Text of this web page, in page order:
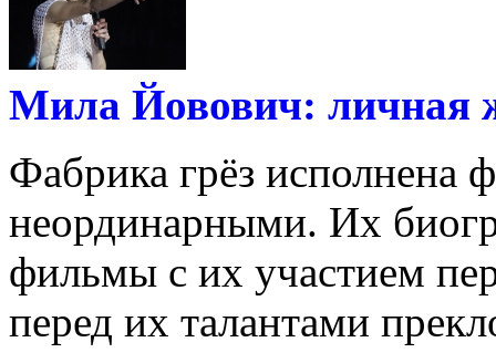
Мила Йовович: личная
Фабрика грёз исполнена
неординарными. Их
фильмы с их участием
перед их талантами